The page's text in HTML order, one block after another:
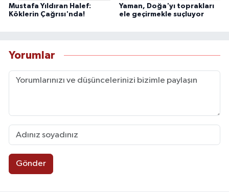
Mustafa Yıldıran Halef:
Köklerin Çağrısı'nda!
Yaman, Doğa'yı toprakları
ele geçirmekle suçluyor
Yorumlar
Gönder